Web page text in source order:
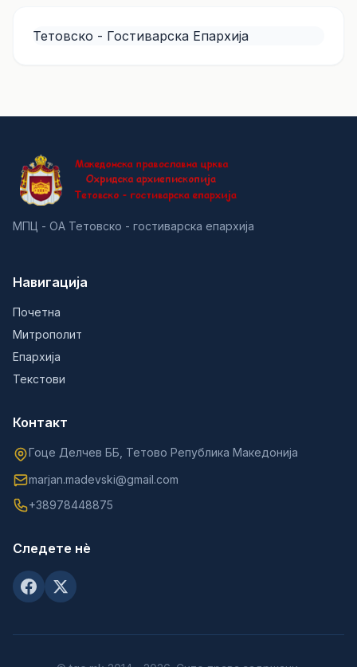
Тетовско - Гостиварска Епархија
МПЦ - ОА Тетовско - гостиварска епархија
Навигација
Почетна
Митрополит
Епархија
Текстови
Контакт
Гоце Делчев ББ, Тетово Република Македонија
marjan.madevski@gmail.com
+38978448875
Следете нè